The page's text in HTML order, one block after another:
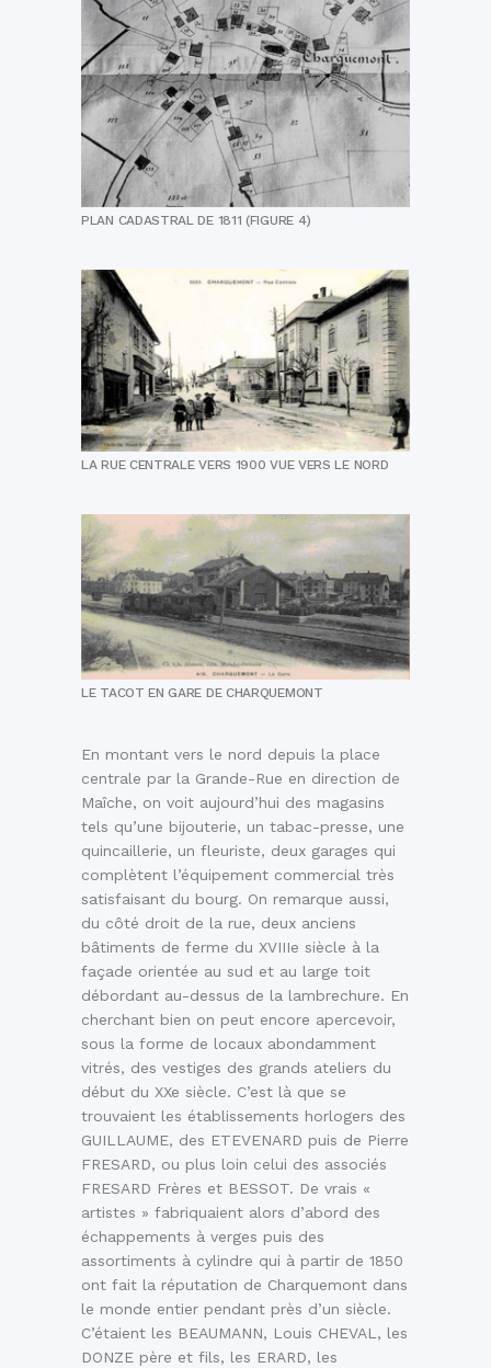
PLAN CADASTRAL DE 1811 (FIGURE 4)
LA RUE CENTRALE VERS 1900 VUE VERS LE NORD
LE TACOT EN GARE DE CHARQUEMONT
En montant vers le nord depuis la place
centrale par la Grande-Rue en direction de
Maîche, on voit aujourd’hui des magasins
tels qu’une bijouterie, un tabac-presse, une
quincaillerie, un fleuriste, deux garages qui
complètent l’équipement commercial très
satisfaisant du bourg. On remarque aussi,
du côté droit de la rue, deux anciens
bâtiments de ferme du XVIIIe siècle à la
façade orientée au sud et au large toit
débordant au-dessus de la lambrechure. En
cherchant bien on peut encore apercevoir,
sous la forme de locaux abondamment
vitrés, des vestiges des grands ateliers du
début du XXe siècle. C’est là que se
trouvaient les établissements horlogers des
GUILLAUME, des ETEVENARD puis de Pierre
FRESARD, ou plus loin celui des associés
FRESARD Frères et BESSOT. De vrais «
artistes » fabriquaient alors d’abord des
échappements à verges puis des
assortiments à cylindre qui à partir de 1850
ont fait la réputation de Charquemont dans
le monde entier pendant près d’un siècle.
C’étaient les BEAUMANN, Louis CHEVAL, les
DONZE père et fils, les ERARD, les